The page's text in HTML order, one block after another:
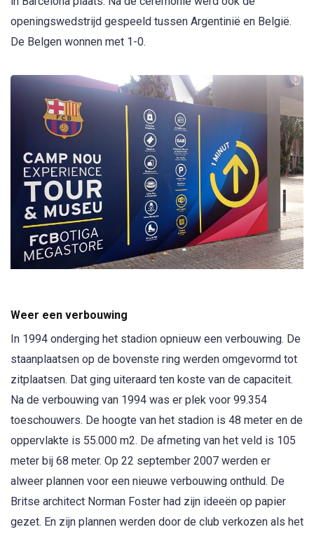
openingswedstrijd gespeeld tussen Argentinië en België.
De Belgen wonnen met 1-0.
Weer een verbouwing
In 1994 onderging het stadion opnieuw een verbouwing. De
staanplaatsen op de bovenste ring werden omgevormd tot
zitplaatsen. Dat ging uiteraard ten koste van de capaciteit.
Na de verbouwing van 1994 was er plek voor 99.354
toeschouwers. De hoogte van het stadion is 48 meter en de
oppervlakte is 55.000 m2. De afmeting van het veld is 105
meter bij 68 meter. Op 22 september 2007 werden er
alweer plannen voor een nieuwe verbouwing onthuld. De
Britse architect Norman Foster had zijn ideeën op papier
gezet. En zijn plannen werden door de club verkozen als het